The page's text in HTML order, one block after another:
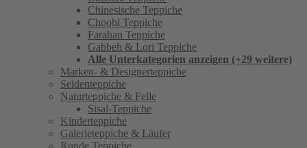
Chinesische Teppiche
Choobi Teppiche
Farahan Teppiche
Gabbeh & Lori Teppiche
Alle Unterkategorien anzeigen (+29 weitere)
Marken- & Designerteppiche
Seidenteppiche
Naturteppiche & Felle
Sisal-Teppiche
Kinderteppiche
Galerieteppiche & Läufer
Runde Teppiche